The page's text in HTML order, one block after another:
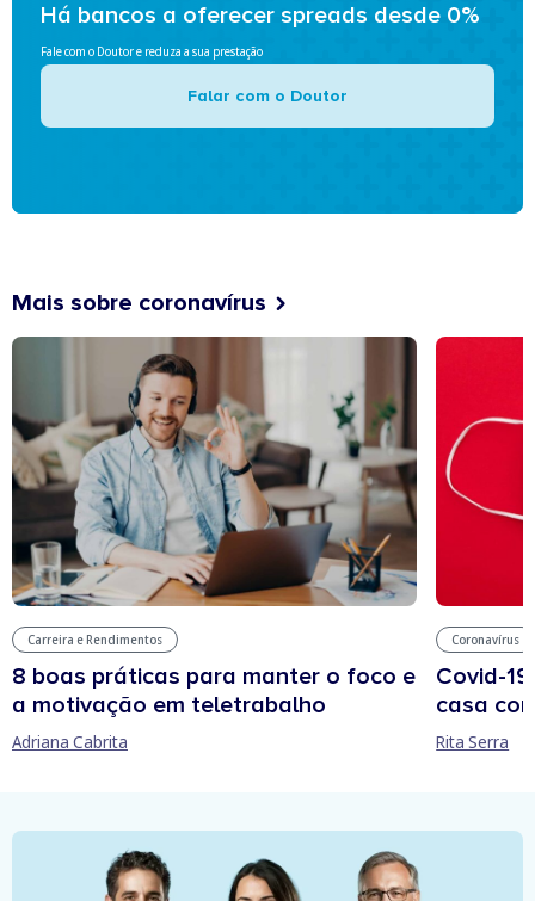
Há bancos a oferecer spreads desde 0%
Fale com o Doutor e reduza a sua prestação
Falar com o Doutor
Mais sobre coronavírus
Carreira e Rendimentos
8 boas práticas para manter o foco e
a motivação em teletrabalho
Adriana Cabrita
Coronavírus
Covid-
casa
Rita Serra